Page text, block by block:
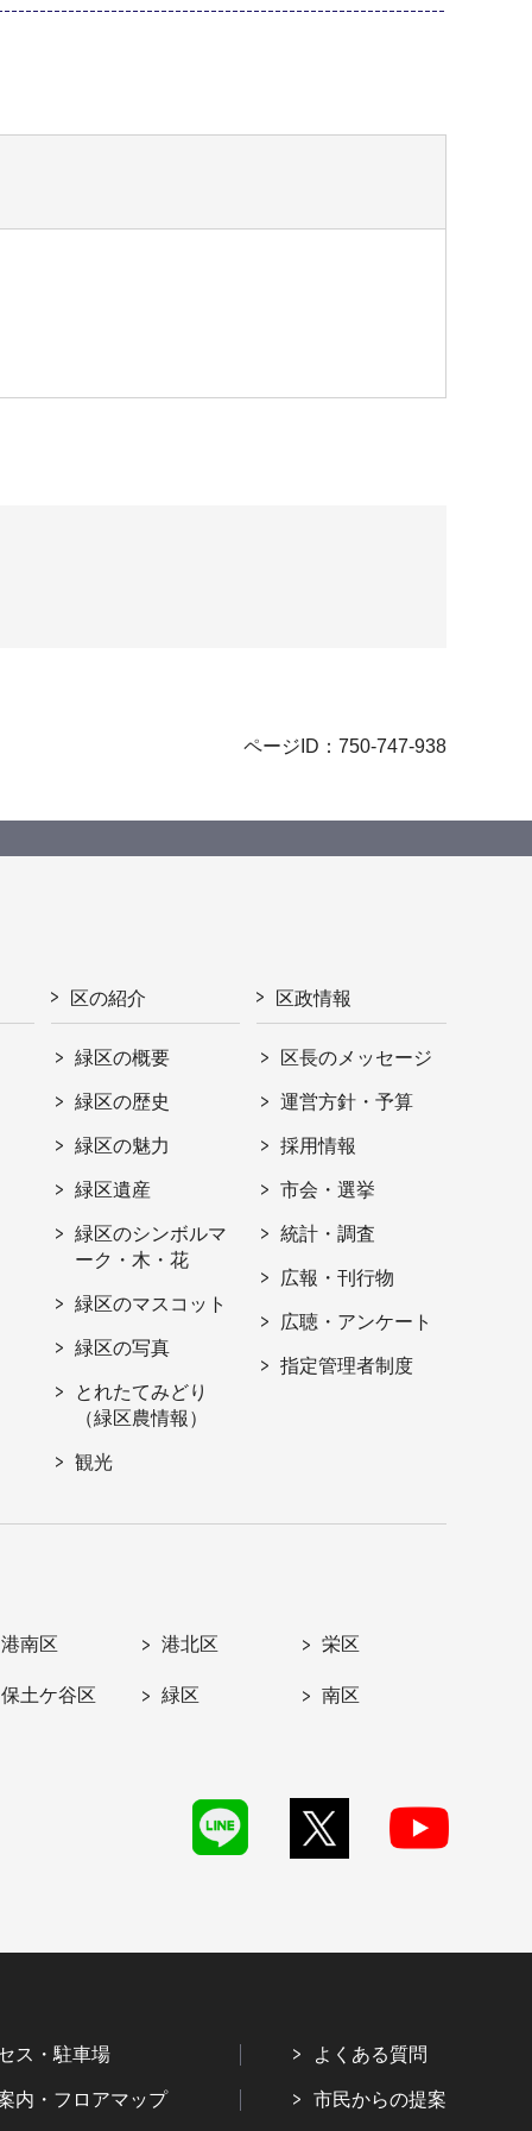
ページID：750-747-938
区の紹介
緑区の概要
緑区の歴史
緑区の魅力
緑区遺産
緑区のシンボルマ
ーク・木・花
緑区のマスコット
緑区の写真
とれたてみどり
（緑区農情報）
観光
区政情報
区長のメッセージ
運営方針・予算
採用情報
市会・選挙
統計・調査
広報・刊行物
広聴・アンケート
指定管理者制度
港南区 港北区 栄区
保土ケ谷区 緑区 南区
ス・駐車場
内・フロアマップ
よくある質問
市民からの提案